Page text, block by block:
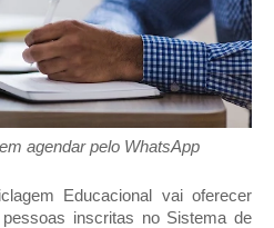
agendar pelo WhatsApp
Educacional vai oferecer
inscritas no Sistema de